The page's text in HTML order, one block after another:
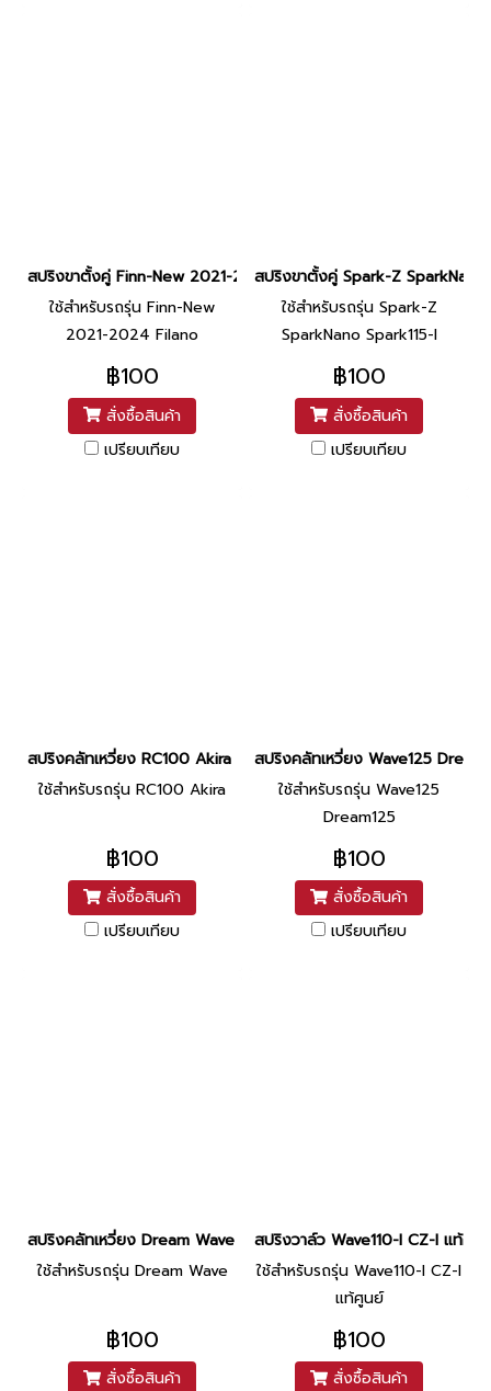
สปริงขาตั้งคู่ Finn-New 2021-2024 Filano ยี่ห้อ วราวุฒ
ใช้สำหรับรถรุ่น Finn-New
2021-2024 Filano
฿100
สั่งซื้อสินค้า
เปรียบเทียบ
สปริงขาตั้งคู่ Spark-Z
ใช้สำหรับรถรุ่น Spark-Z
SparkNano Spark115-I
Finn(18-20) Exciter
฿100
สั่งซื้อสินค้า
เปรียบเทียบ
สปริงคลัทเหวี่ยง RC100 Akira ยี่ห้อ Washi
ใช้สำหรับรถรุ่น RC100 Akira
฿100
สั่งซื้อสินค้า
เปรียบเทียบ
สปริงคลัทเหวี่ยง Wave125
ใช้สำหรับรถรุ่น Wave125
Dream125
฿100
สั่งซื้อสินค้า
เปรียบเทียบ
สปริงคลัทเหวี่ยง Dream Wave ยี่ห้อ Washi
ใช้สำหรับรถรุ่น Dream Wave
฿100
สั่งซื้อสินค้า
สปริงวาล์ว Wave110-I CZ-I แท้ศู
ใช้สำหรับรถรุ่น Wave110-I CZ-I
แท้ศูนย์
฿100
สั่งซื้อสินค้า